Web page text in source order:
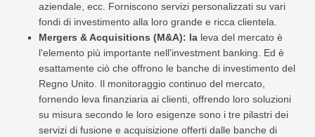
aziendale, ecc. Forniscono servizi personalizzati su vari
fondi di investimento alla loro grande e ricca clientela.
Mergers & Acquisitions (M&A): la leva del mercato è
l'elemento più importante nell'investment banking. Ed è
esattamente ciò che offrono le banche di investimento del
Regno Unito. Il monitoraggio continuo del mercato,
fornendo leva finanziaria ai clienti, offrendo loro soluzioni
su misura secondo le loro esigenze sono i tre pilastri dei
servizi di fusione e acquisizione offerti dalle banche di